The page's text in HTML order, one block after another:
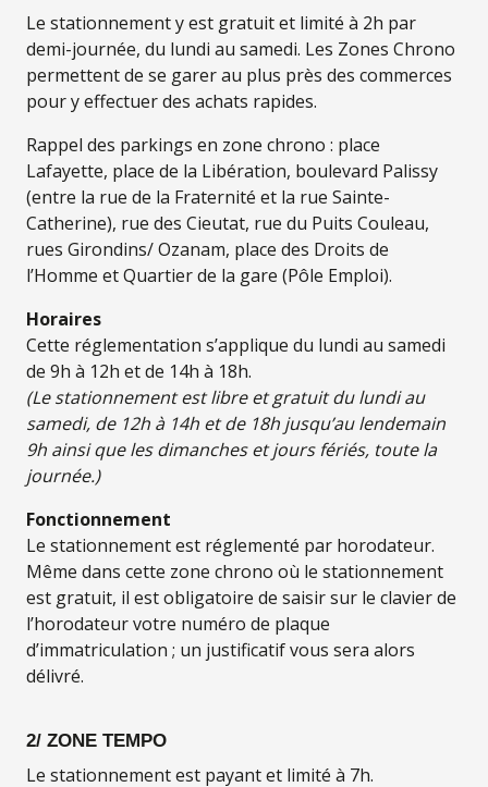
Le stationnement y est gratuit et limité à 2h par
demi-journée, du lundi au samedi. Les Zones Chrono
permettent de se garer au plus près des commerces
pour y effectuer des achats rapides.
Rappel des parkings en zone chrono : place
Lafayette, place de la Libération, boulevard Palissy
(entre la rue de la Fraternité et la rue Sainte-
Catherine), rue des Cieutat, rue du Puits Couleau,
rues Girondins/ Ozanam, place des Droits de
l’Homme et Quartier de la gare (Pôle Emploi).
Horaires
Cette réglementation s’applique du lundi au samedi
de 9h à 12h et de 14h à 18h.
(Le stationnement est libre et gratuit du lundi au
samedi, de 12h à 14h et de 18h jusqu’au lendemain
9h ainsi que les dimanches et jours fériés, toute la
journée.)
Fonctionnement
Le stationnement est réglementé par horodateur.
Même dans cette zone chrono où le stationnement
est gratuit, il est obligatoire de saisir sur le clavier de
l’horodateur votre numéro de plaque
d’immatriculation ; un justificatif vous sera alors
délivré.
2/ ZONE TEMPO
Le stationnement est payant et limité à 7h.